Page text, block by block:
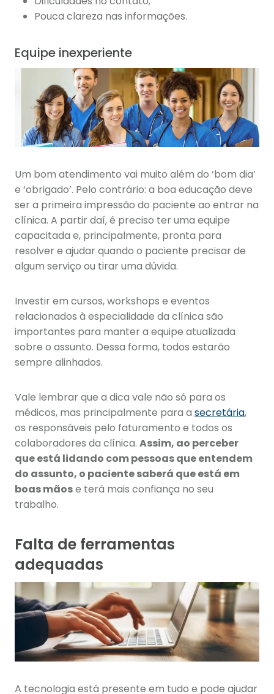
Pouca clareza nas informações.
Equipe inexperiente
Um bom atendimento vai muito além do ‘bom dia’
e ‘obrigado’. Pelo contrário: a boa educação deve
ser a primeira impressão do paciente ao entrar na
clínica. A partir daí, é preciso ter uma equipe
capacitada e, principalmente, pronta para
resolver e ajudar quando o paciente precisar de
algum serviço ou tirar uma dúvida.
Investir em cursos, workshops e eventos
relacionados à especialidade da clínica são
importantes para manter a equipe atualizada
sobre o assunto. Dessa forma, todos estarão
sempre alinhados.
Vale lembrar que a dica vale não só para os
médicos, mas principalmente para a secretária,
os responsáveis pelo faturamento e todos os
colaboradores da clínica. Assim, ao perceber
que está lidando com pessoas que entendem
do assunto, o paciente saberá que está em
boas mãose terá mais confiança no seu
trabalho.
Falta de ferramentas
adequadas
A tecnologia está presente em tudo e pode ajudar